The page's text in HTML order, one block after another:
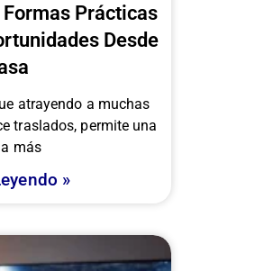
Prácticas
Desde
atrayendo a muchas
traslados, permite una
más
»